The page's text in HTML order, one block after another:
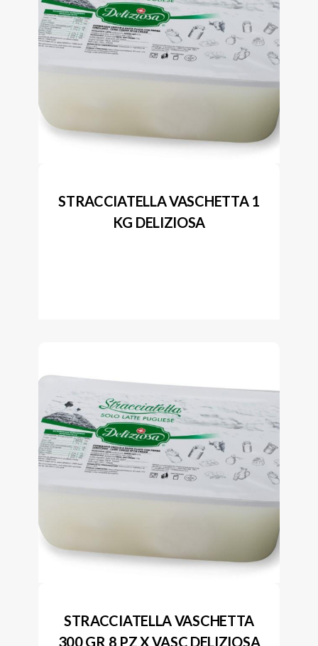
STRACCIATELLA VASCHETTA 1
KG DELIZIOSA
STRACCIATELLA VASCHETTA
300 GR 8 PZ X VASC DELIZIOSA